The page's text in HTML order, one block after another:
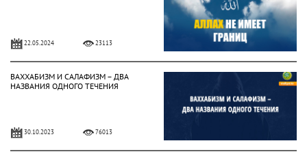
22.05.2024 23113
ВАХХАБИЗМ И САЛАФИЗМ – ДВА
НАЗВАНИЯ ОДНОГО ТЕЧЕНИЯ
30.10.2023 76013